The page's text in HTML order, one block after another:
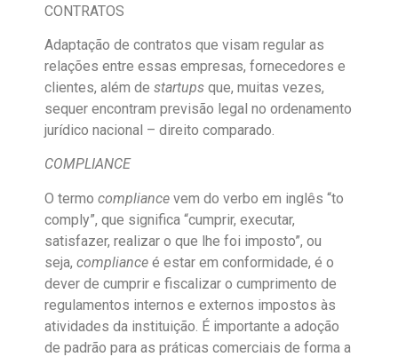
CONTRATOS
Adaptação de contratos que visam regular as
relações entre essas empresas, fornecedores e
clientes, além de startups que, muitas vezes,
sequer encontram previsão legal no ordenamento
jurídico nacional – direito comparado.
COMPLIANCE
O termo compliance vem do verbo em inglês “to
comply”, que significa “cumprir, executar,
satisfazer, realizar o que lhe foi imposto”, ou
seja, compliance é estar em conformidade, é o
dever de cumprir e fiscalizar o cumprimento de
regulamentos internos e externos impostos às
atividades da instituição. É importante a adoção
de padrão para as práticas comerciais de forma a